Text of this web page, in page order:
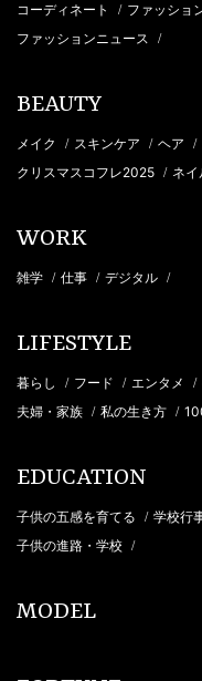
コーディネート / ファッショ
ファッションニュース /
BEAUTY
メイク / スキンケア / ヘア /
クリスマスコフレ2025 / ネイ
WORK
雑学 / 仕事 / デジタル /
LIFESTYLE
暮らし / フード / エンタメ /
夫婦・家族 / 私の生き方 /
EDUCATION
子供の五感を育てる / 学校行
子供の進路・学校 /
MODEL